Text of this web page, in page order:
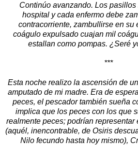
Continúo avanzando. Los
hospital y cada enfermo debe
contracorriente, zambullirse en su
coágulo expulsado cuajan mil
estallan como pompas. ¿Seré
***
Esta noche realizo la ascensión de
amputado de mi madre. Era de
peces, el pescador también sueña
implica que los peces con los que
realmente peces; podrían representar
(aquél, inencontrable, de Osiris
Nilo fecundo hasta hoy mismo),